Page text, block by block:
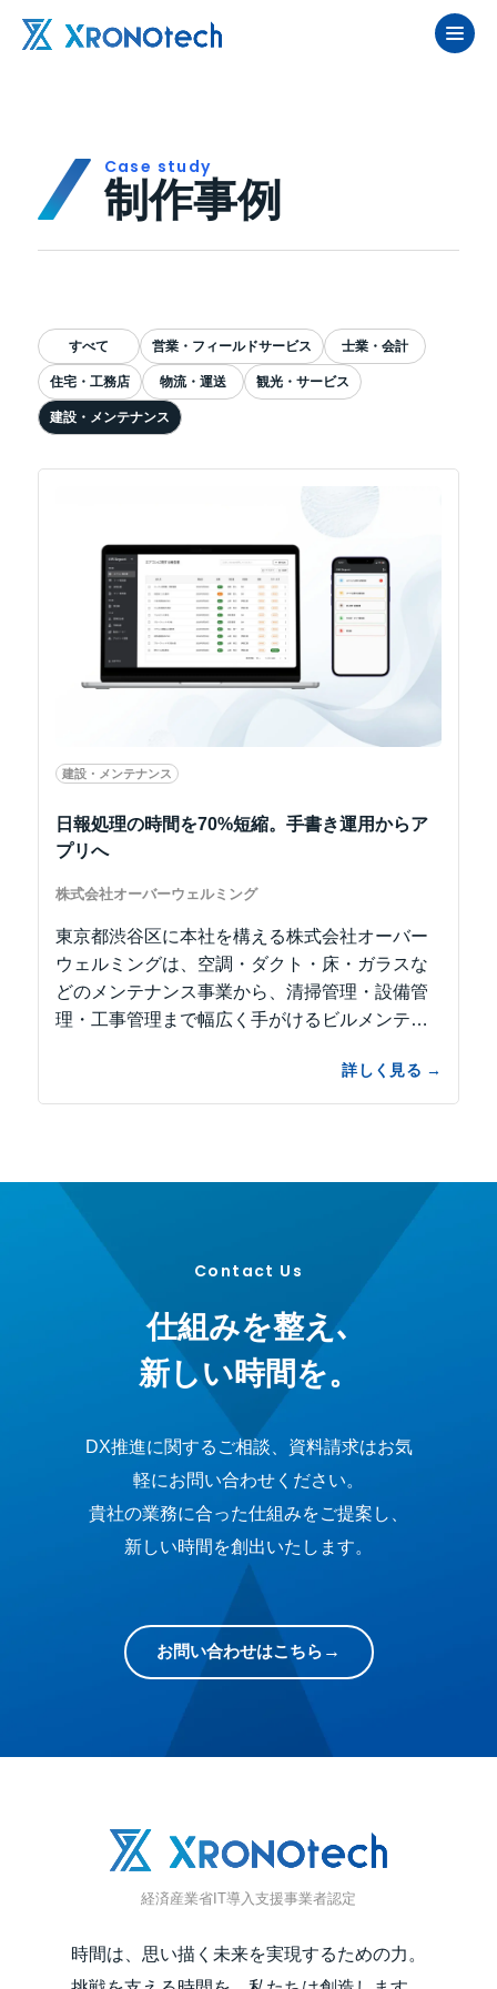
case study
制作事例
すべて 営業・フィールドサービス 士業・会計
住宅・工務店 物流・運送 観光・サービス
建設・メンテナンス
建設・メンテナンス
日報処理の時間を70%短縮。手書き運用からア
プリへ
株式会社オーバーウェルミング
東京都渋谷区に本社を構える株式会社オーバー
ウェルミングは、空調・ダクト・床・ガラスな
どのメンテナンス事業から、清掃管理・設備管
理・工事管理まで幅広く手がけるビルメンテナ
Contact Us
仕組みを整え､
新しい時間を。
DX推進に関するご相談、資料請求はお気
軽にお問い合わせください。
貴社の業務に合った仕組みをご提案し、
新しい時間を創出いたします。
お問い合わせはこちら
経済産業省IT導入支援事業者認定
時間は、思い描く未来を実現するための力。